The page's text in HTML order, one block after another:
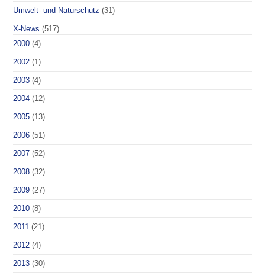
Umwelt- und Naturschutz (31)
X-News (517)
2000 (4)
2002 (1)
2003 (4)
2004 (12)
2005 (13)
2006 (51)
2007 (52)
2008 (32)
2009 (27)
2010 (8)
2011 (21)
2012 (4)
2013 (30)